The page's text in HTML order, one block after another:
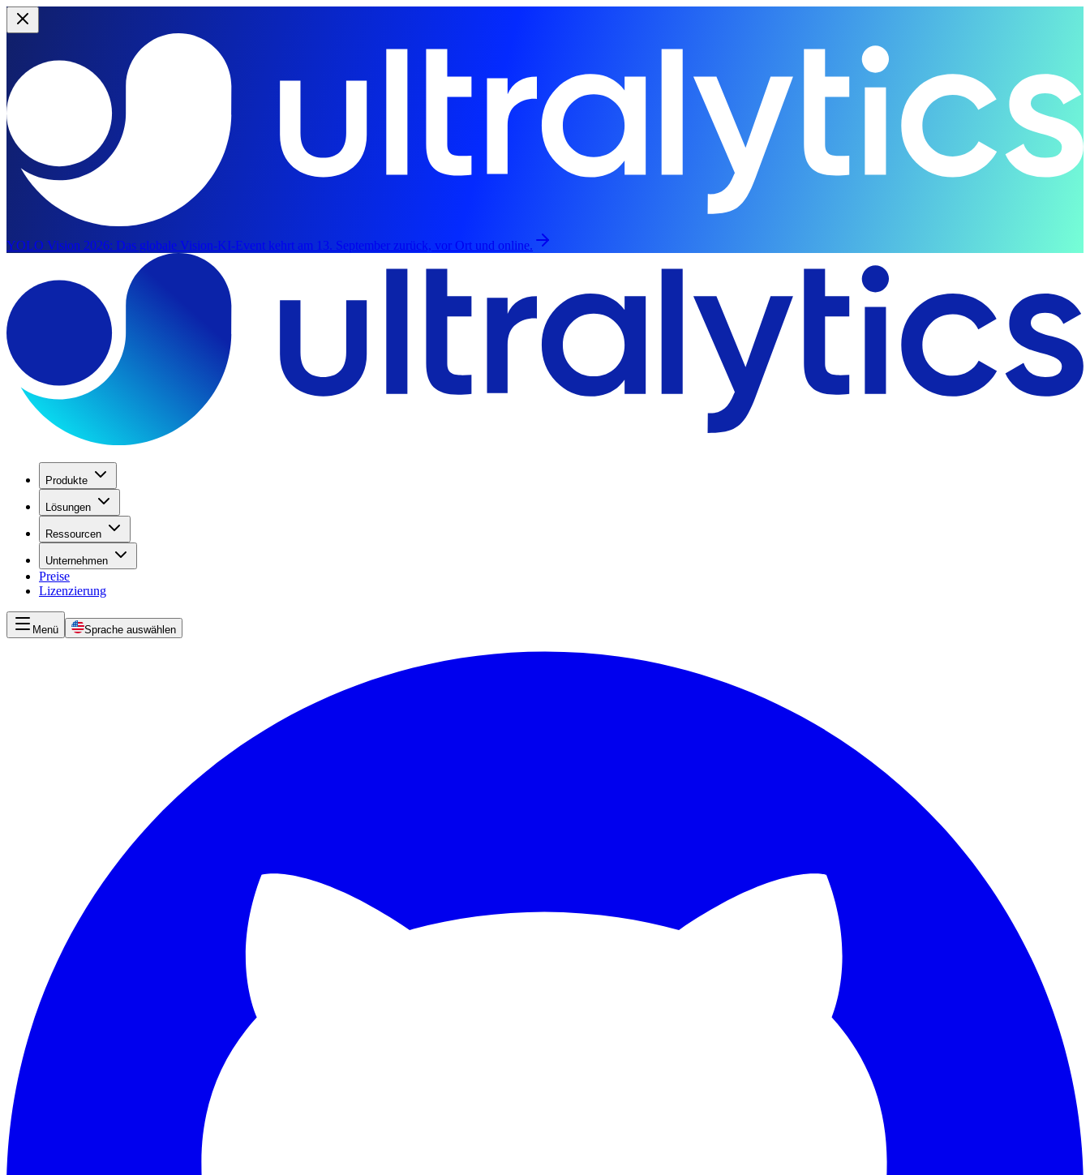
YOLO Vision 2026: Das globale Vision-KI-Event kehrt am 13. September zurück, vor Ort und online.
Produkte
Lösungen
Ressourcen
Unternehmen
Preise
Lizenzierung
Menü Sprache auswählen